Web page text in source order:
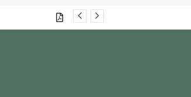
گذشتہ شمارے